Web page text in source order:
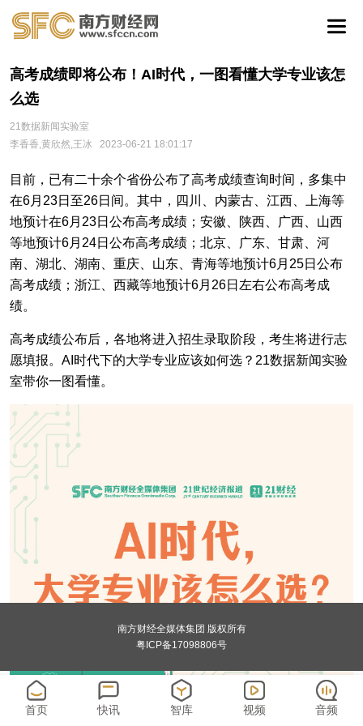
高考成绩即将公布！AI时代，一图看懂大学专业该怎
么选
21数据新闻实验室
李香香,黄欣然,王冰
2023-06-21 18:01:17
目前，已有二十余个省份公布了高考成绩查询时间，多集中
在6月23日至26日间。其中，四川、内蒙古、江西、上海等
地预计在6月23日公布高考成绩；安徽、陕西、广西、山西
等地预计6月24日公布高考成绩；北京、广东、甘肃、河
南、湖北、湖南、重庆、山东、青海等地预计6月25日公布
高考成绩；浙江、西藏等地预计6月26日左右公布高考成
绩。
高考成绩公布后，各地将进入招生录取阶段，考生将进行志
愿填报。AI时代下的大学专业应该如何选？21数据新闻实验
室带你一图看懂。
南方财经全媒体集团 版权所有
粤ICP备17098806号
首页 快讯 智库 视频 音频